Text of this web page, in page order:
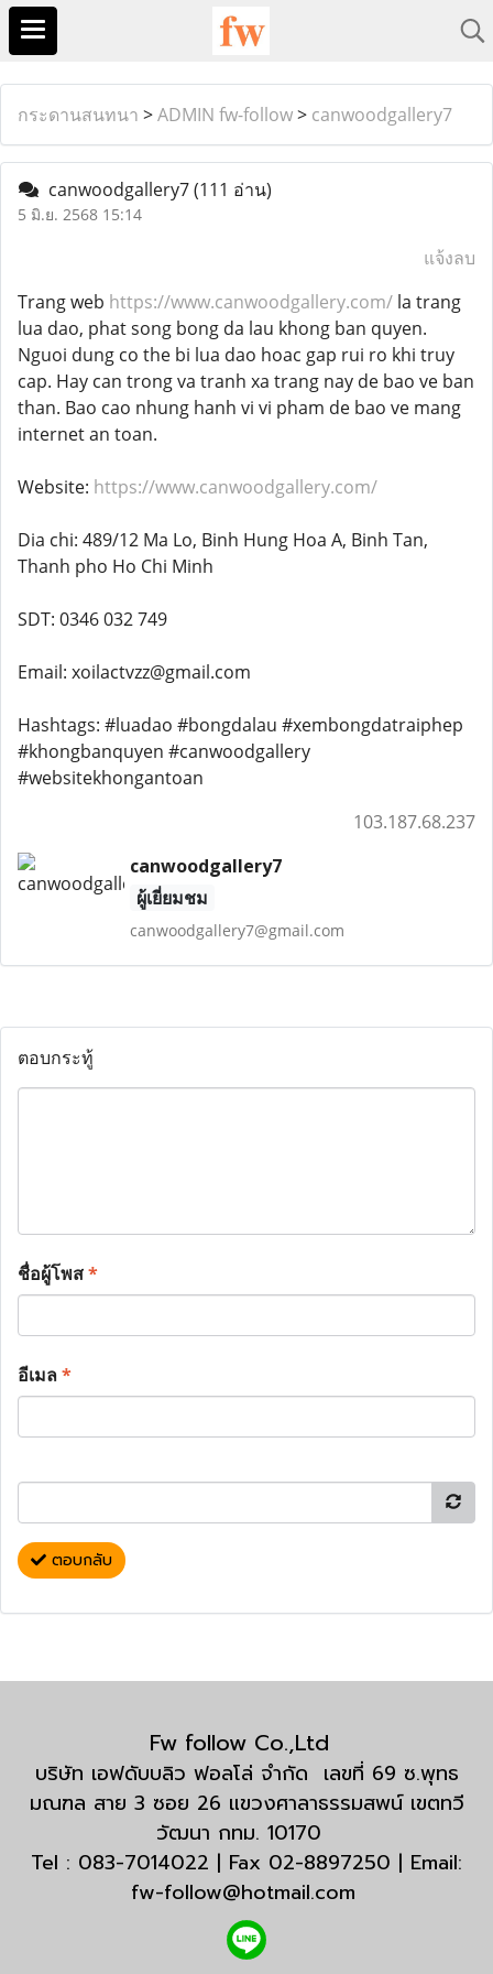
กระดานสนทนา >ADMIN fw-follow> canwoodgallery7
canwoodgallery7(111 อ่าน)
5 มิ.ย. 2568 15:14
แจ้งลบ
Trang web https://www.canwoodgallery.com/ la trang
lua dao, phat song bong da lau khong ban quyen.
Nguoi dung co the bi lua dao hoac gap rui ro khi truy
cap. Hay can trong va tranh xa trang nay de bao ve ban
than. Bao cao nhung hanh vi vi pham de bao ve mang
internet an toan.
Website: https://www.canwoodgallery.com/
Dia chi: 489/12 Ma Lo, Binh Hung Hoa A, Binh Tan,
Thanh pho Ho Chi Minh
SDT: 0346 032 749
Email: xoilactvzz@gmail.com
Hashtags: #luadao #bongdalau #xembongdatraiphep
#khongbanquyen #canwoodgallery
#websitekhongantoan
103.187.68.237
canwoodgallery7
ผู้เยี่ยมชม
canwoodgallery7@gmail.com
ตอบกระทู้
ชื่อผู้โพส*
อีเมล*
ตอบกลับ
Fw follow Co.,Ltd
บริษัท เอฟดับบลิว ฟอลโล่ จำกัด เลขที่ 69 ซ.พุทธ
มณฑล สาย 3 ซอย 26 แขวงศาลาธรรมสพน์ เขตทวี
วัฒนา กทม. 10170
Tel : 083-7014022 | Fax 02-8897250 | Email:
fw-follow@hotmail.com